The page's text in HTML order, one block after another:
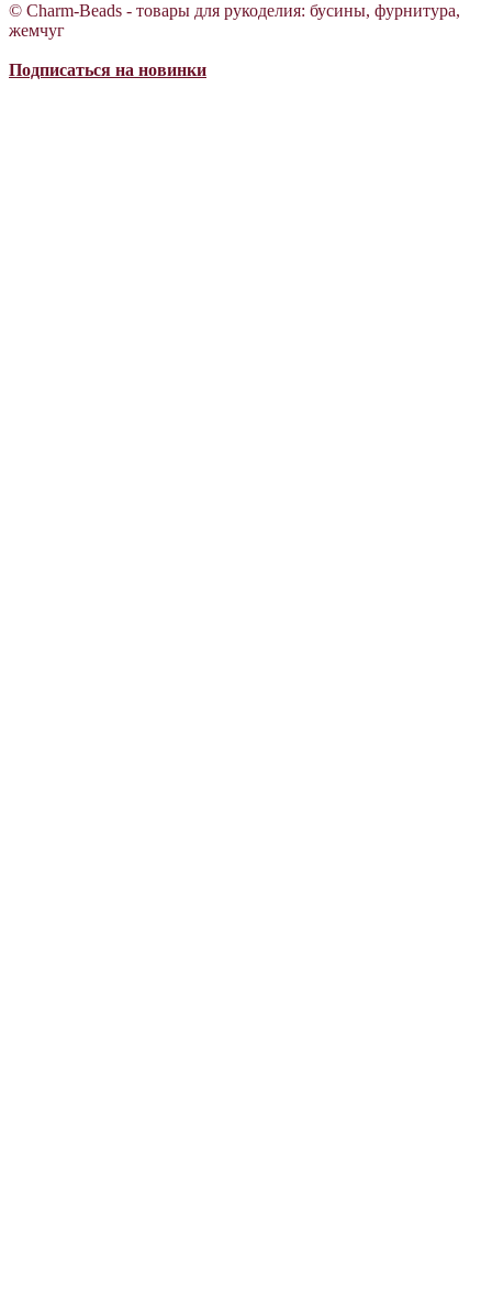
© Charm-Beads - товары для рукоделия: бусины, фурнитура,
жемчуг
Подписаться на новинки